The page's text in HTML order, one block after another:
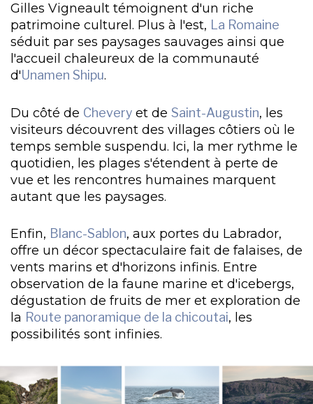
Gilles Vigneault témoignent d'un riche
patrimoine culturel. Plus à l'est, La Romaine
séduit par ses paysages sauvages ainsi que
l'accueil chaleureux de la communauté
d'Unamen Shipu.
Du côté de Chevery et de Saint-Augustin, les
visiteurs découvrent des villages côtiers où le
temps semble suspendu. Ici, la mer rythme le
quotidien, les plages s'étendent à perte de
vue et les rencontres humaines marquent
autant que les paysages.
Enfin, Blanc-Sablon, aux portes du Labrador,
offre un décor spectaculaire fait de falaises, de
vents marins et d'horizons infinis. Entre
observation de la faune marine et d'icebergs,
dégustation de fruits de mer et exploration de
la Route panoramique de la chicoutai, les
possibilités sont infinies.